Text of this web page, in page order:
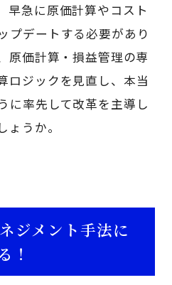
早急に原価計算やコスト
プデートする必要があり
原価計算・損益管理の専
ロジックを見直し、本当
に率先して改革を主導し
うか。
ジメント手法に
！